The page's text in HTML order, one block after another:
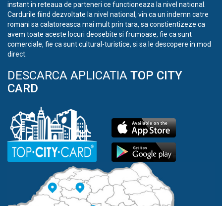
instant in reteaua de parteneri ce functioneaza la nivel national.
Cardurile fiind dezvoltate la nivel national, vin ca un indemn catre
romani sa calatoreasca mai mult prin tara, sa constientizeze ca
avem toate aceste locuri deosebite si frumoase, fie ca sunt
comerciale, fie ca sunt cultural-turistice, si sa le descopere in mod
direct.
DESCARCA APLICATIA TOP CITY
CARD